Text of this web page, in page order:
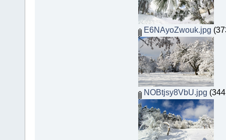
E6NAyoZwouk.jpg
NOBtjsy8VbU.jpg